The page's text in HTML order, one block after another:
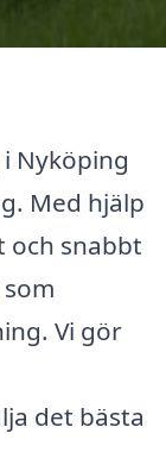
Nyköping
Med hjälp
och snabbt
Vi gör
det bästa